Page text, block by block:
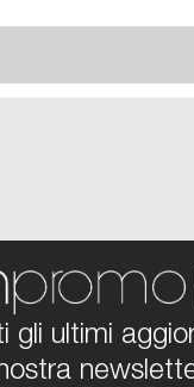
gli ultimi